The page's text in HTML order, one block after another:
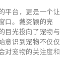
平台，更是一个让
口。戴资颖的亮
目光投向了宠物与
意识到宠物不仅仅
对宠物的关注度和